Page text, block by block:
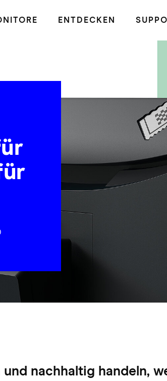
ENTDECKEN
nachhaltig handeln,